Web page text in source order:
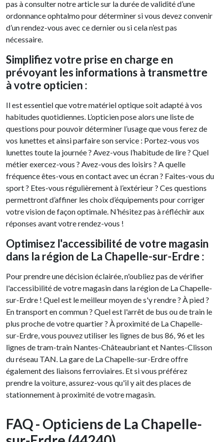
pas à consulter notre article sur la durée de validité d’une
ordonnance ophtalmo pour déterminer si vous devez convenir
d’un rendez-vous avec ce dernier ou si cela n’est pas
nécessaire.
Simplifiez votre prise en charge en
prévoyant les informations à transmettre
à votre opticien :
Il est essentiel que votre matériel optique soit adapté à vos
habitudes quotidiennes. L’opticien pose alors une liste de
questions pour pouvoir déterminer l’usage que vous ferez de
vos lunettes et ainsi parfaire son service : Portez-vous vos
lunettes toute la journée ? Avez-vous l’habitude de lire ? Quel
métier exercez-vous ? Avez-vous des loisirs ? A quelle
fréquence êtes-vous en contact avec un écran ? Faites-vous du
sport ? Etes-vous régulièrement à l’extérieur ? Ces questions
permettront d’affiner les choix d’équipements pour corriger
votre vision de façon optimale. N’hésitez pas à réfléchir aux
réponses avant votre rendez-vous !
Optimisez l'accessibilité de votre magasin
dans la région de La Chapelle-sur-Erdre :
Pour prendre une décision éclairée, n'oubliez pas de vérifier
l'accessibilité de votre magasin dans la région de La Chapelle-
sur-Erdre ! Quel est le meilleur moyen de s'y rendre ? À pied ?
En transport en commun ? Quel est l'arrêt de bus ou de train le
plus proche de votre quartier ? À proximité de La Chapelle-
sur-Erdre, vous pouvez utiliser les lignes de bus 86, 96 et les
lignes de tram-train Nantes-Châteaubriant et Nantes-Clisson
du réseau TAN. La gare de La Chapelle-sur-Erdre offre
également des liaisons ferroviaires. Et si vous préférez
prendre la voiture, assurez-vous qu'il y ait des places de
stationnement à proximité de votre magasin.
FAQ - Opticiens de La Chapelle-